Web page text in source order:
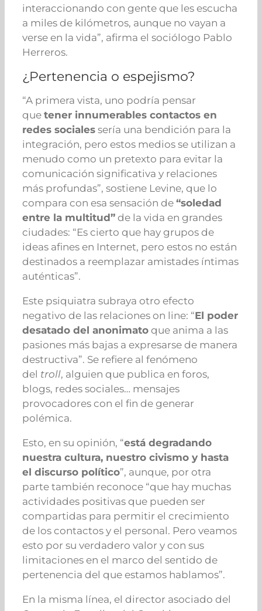
interaccionando con gente que les escucha
a miles de kilómetros, aunque no vayan a
verse en la vida”, afirma el sociólogo Pablo
Herreros.
¿Pertenencia o espejismo?
“A primera vista, uno podría pensar
que tener innumerables contactos en
redes sociales sería una bendición para la
integración, pero estos medios se utilizan a
menudo como un pretexto para evitar la
comunicación significativa y relaciones
más profundas”, sostiene Levine, que lo
compara con esa sensación de “soledad
entre la multitud” de la vida en grandes
ciudades: “Es cierto que hay grupos de
ideas afines en Internet, pero estos no están
destinados a reemplazar amistades íntimas
auténticas”.
Este psiquiatra subraya otro efecto
negativo de las relaciones on line: “El poder
desatado del anonimato que anima a las
pasiones más bajas a expresarse de manera
destructiva”. Se refiere al fenómeno
del troll, alguien que publica en foros,
blogs, redes sociales… mensajes
provocadores con el fin de generar
polémica.
Esto, en su opinión, “está degradando
nuestra cultura, nuestro civismo y hasta
el discurso político”, aunque, por otra
parte también reconoce “que hay muchas
actividades positivas que pueden ser
compartidas para permitir el crecimiento
de los contactos y el personal. Pero veamos
esto por su verdadero valor y con sus
limitaciones en el marco del sentido de
pertenencia del que estamos hablamos”.
En la misma línea, el director asociado del